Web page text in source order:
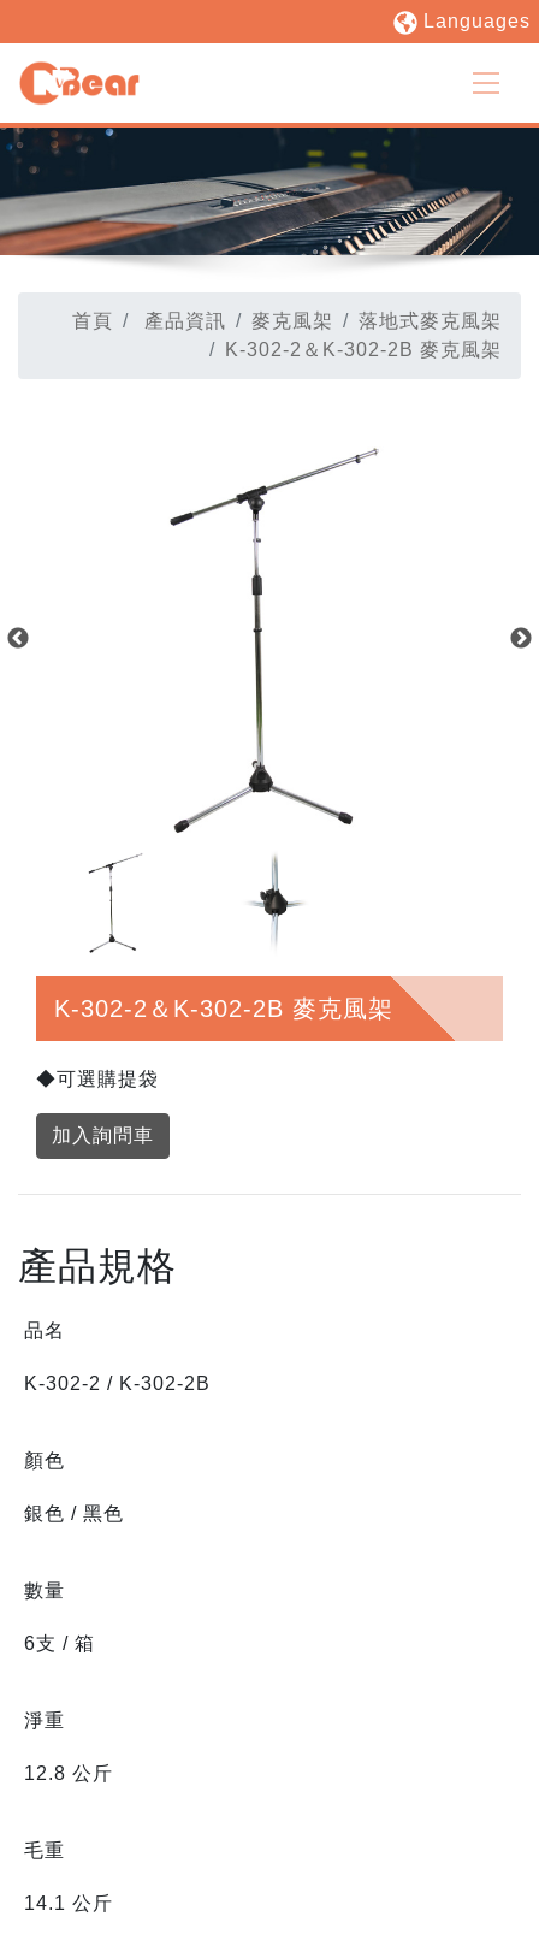
Languages
首頁 產品資訊 麥克風架
落地式麥克風架
K-302-2＆K-302-2B 麥克風架
K-302-2＆K-302-2B 麥克風架
◆可選購提袋
加入詢問車
產品規格
品名
K-302-2 / K-302-2B
顏色
銀色 / 黑色
數量
6支 / 箱
淨重
12.8 公斤
毛重
14.1 公斤